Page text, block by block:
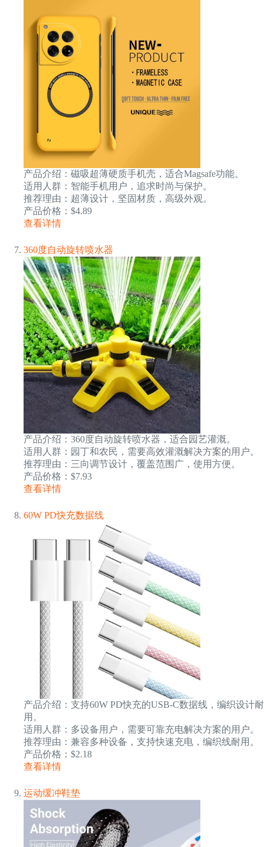
产品介绍：磁吸超薄硬质手机壳，适合Magsafe功能。
适用人群：智能手机用户，追求时尚与保护。
推荐理由：超薄设计，坚固材质，高级外观。
产品价格：$4.89
查看详情
360度自动旋转喷水器
产品介绍：360度自动旋转喷水器，适合园艺灌溉。
适用人群：园丁和农民，需要高效灌溉解决方案的用户。
推荐理由：三向调节设计，覆盖范围广，使用方便。
产品价格：$7.93
查看详情
60W PD快充数据线
产品介绍：支持60W PD快充的USB-C数据线，编织设计耐
用。
适用人群：多设备用户，需要可靠充电解决方案的用户。
推荐理由：兼容多种设备，支持快速充电，编织线耐用。
产品价格：$2.18
查看详情
运动缓冲鞋垫